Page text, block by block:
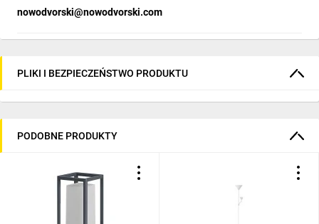
nowodvorski@nowodvorski.com
PLIKI I BEZPIECZEŃSTWO PRODUKTU
PODOBNE PRODUKTY